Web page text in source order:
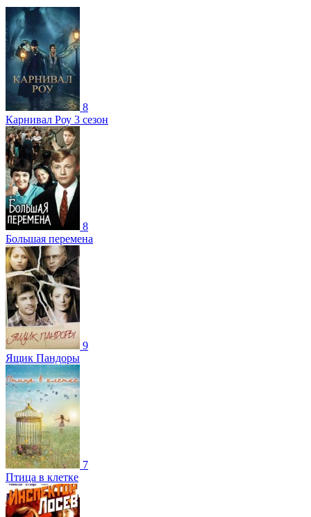
8
Карнивал Роу 3 сезон
8
Большая перемена
9
Ящик Пандоры
7
Птица в клетке